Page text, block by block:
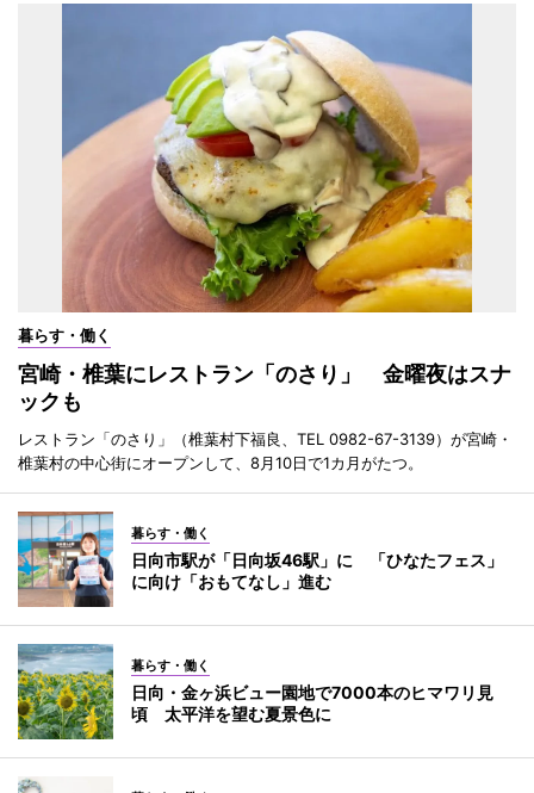
暮らす・働く
宮崎・椎葉にレストラン「のさり」 金曜夜はスナ
ックも
レストラン「のさり」（椎葉村下福良、TEL 0982-67-3139）が宮崎・
椎葉村の中心街にオープンして、8月10日で1カ月がたつ。
暮らす・働く
日向市駅が「日向坂46駅」に 「ひなたフェス」
に向け「おもてなし」進む
暮らす・働く
日向・金ヶ浜ビュー園地で7000本のヒマワリ見
頃 太平洋を望む夏景色に